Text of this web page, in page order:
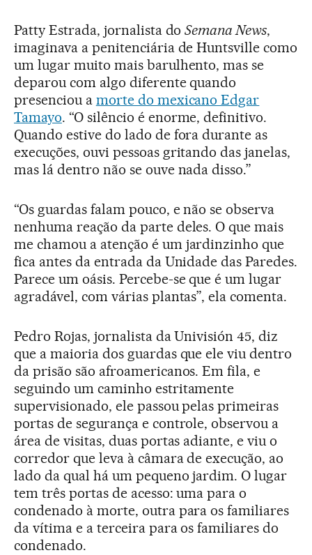
Patty Estrada, jornalista doSemana News,
imaginava a penitenciária de Huntsville como
um lugar muito mais barulhento, mas se
deparou com algo diferente quando
presenciou a morte do mexicano Edgar
Tamayo. “O silêncio é enorme, definitivo.
Quando estive do lado de fora durante as
execuções, ouvi pessoas gritando das janelas,
mas lá dentro não se ouve nada disso.”
“Os guardas falam pouco, e não se observa
nenhuma reação da parte deles. O que mais
me chamou a atenção é um jardinzinho que
fica antes da entrada da Unidade das Paredes.
Parece um oásis. Percebe-se que é um lugar
agradável, com várias plantas”, ela comenta.
Pedro Rojas, jornalista da Univisión 45, diz
que a maioria dos guardas que ele viu dentro
da prisão são afroamericanos. Em fila, e
seguindo um caminho estritamente
supervisionado, ele passou pelas primeiras
portas de segurança e controle, observou a
área de visitas, duas portas adiante, e viu o
corredor que leva à câmara de execução, ao
lado da qual há um pequeno jardim. O lugar
tem três portas de acesso: uma para o
condenado à morte, outra para os familiares
da vítima e a terceira para os familiares do
condenado.